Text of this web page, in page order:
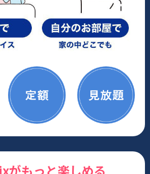
がもっと楽しめる